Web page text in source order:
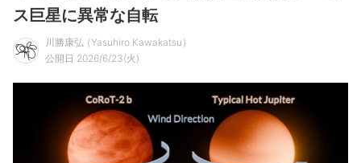
ス巨星に異常な自転
川勝康弘
Yasuhiro Kawakatsu
公開日 2026/6/23(火)